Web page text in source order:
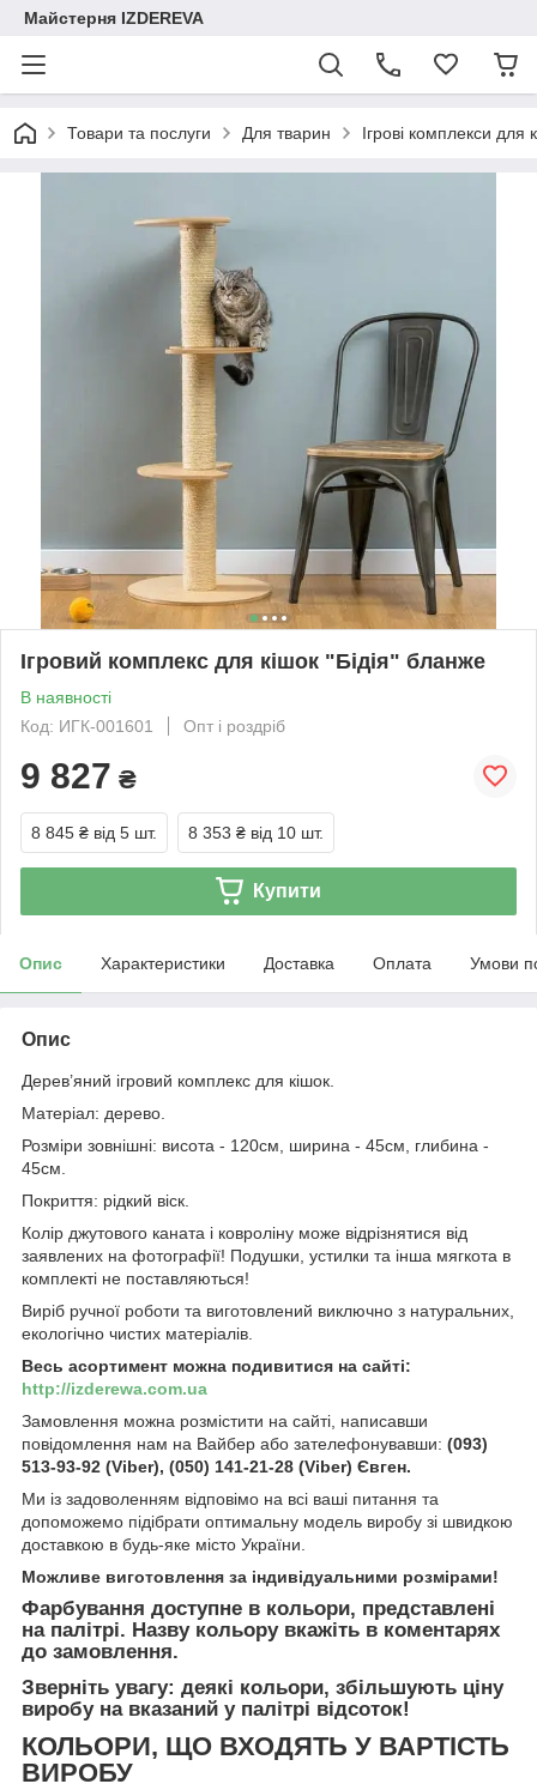
Майстерня IZDEREVA
Товари та послуги Для тварин Ігрові комплекси для
Ігровий комплекс для кішок "Бідія" бланже
В наявності
Код: ИГК-001601
Опт і роздріб
9 827 ₴
8 845 ₴ від 5 шт. 8 353 ₴ від 10 шт.
Купити
Опис Характеристики Доставка Оплата Умови
Опис
Дерев’яний ігровий комплекс для кішок.
Матеріал: дерево.
Розміри зовнішні: висота - 120см, ширина - 45см, глибина -
45см.
Покриття: рідкий віск.
Колір джутового каната і ковроліну може відрізнятися від
заявлених на фотографії! Подушки, устилки та інша мягкота в
комплекті не поставляються!
Виріб ручної роботи та виготовлений виключно з натуральних,
екологічно чистих матеріалів.
Весь асортимент можна подивитися на сайті:
http://izderewa.com.ua
Замовлення можна розмістити на сайті, написавши
повідомлення нам на Вайбер або зателефонувавши: (093)
513-93-92 (Viber), (050) 141-21-28 (Viber) Євген.
Ми із задоволенням відповімо на всі ваші питання та
допоможемо підібрати оптимальну модель виробу зі швидкою
доставкою в будь-яке місто України.
Можливе виготовлення за індивідуальними розмірами!
Фарбування доступне в кольори, представлені
на палітрі. Назву кольору вкажіть в коментарях
до замовлення.
Зверніть увагу: деякі кольори, збільшують ціну
виробу на вказаний у палітрі відсоток!
КОЛЬОРИ, ЩО ВХОДЯТЬ У ВАРТІСТЬ
ВИРОБУ